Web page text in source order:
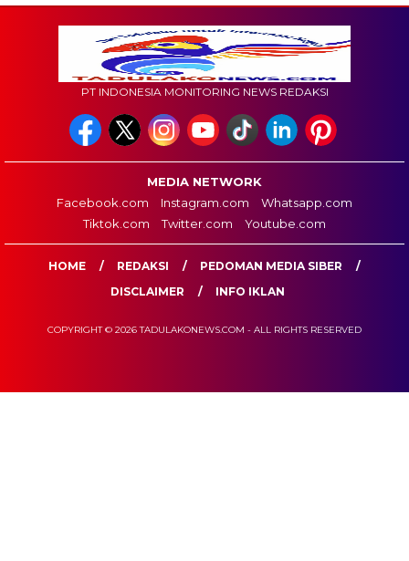
PT INDONESIA MONITORING NEWS REDAKSI
MEDIA NETWORK
Facebook.com
Instagram.com
Whatsapp.com
Tiktok.com
Twitter.com Youtube.com
HOME REDAKSI
PEDOMAN MEDIA SIBER
DISCLAIMER
INFO IKLAN
COPYRIGHT © 2026 TADULAKONEWS.COM - ALL RIGHTS RESERVED